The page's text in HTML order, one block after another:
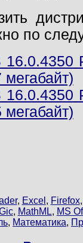
по
16.0.4350
мегабайт)
16.0.4350
мегабайт)
, Excel , Firefox
, MathML, MS
, Математика,